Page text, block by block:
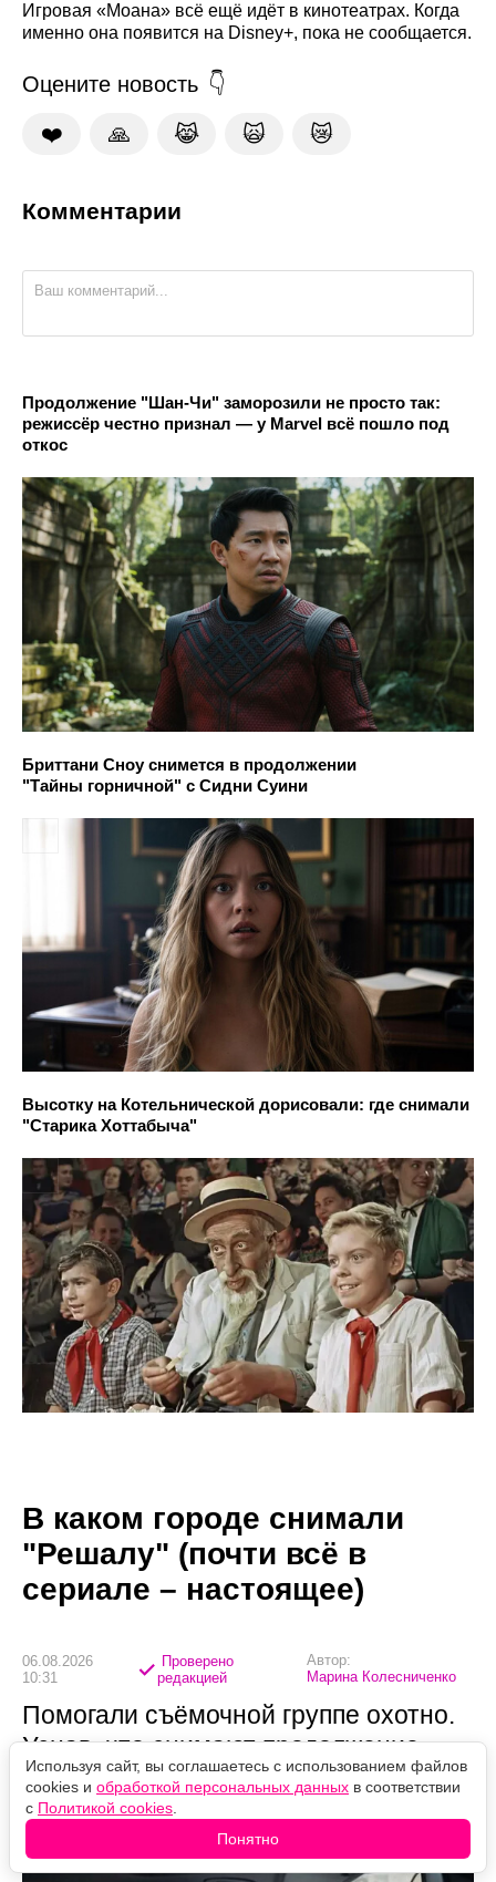
Игровая «Моана» всё ещё идёт в кинотеатрах. Когда
именно она появится на Disney+, пока не сообщается.
Оцените новость
❤️ 🙏 😹 🙀 😿
Комментарии
Продолжение "Шан-Чи" заморозили не просто так:
режиссёр честно признал — у Marvel всё пошло под
откос
Бриттани Сноу снимется в продолжении
"Тайны горничной" с Сидни Суини
Высотку на Котельнической дорисовали: где снимали
"Старика Хоттабыча"
В каком городе снимали
"Решалу" (почти всё в
сериале – настоящее)
06.08.2026
10:31
Проверено
редакцией
Автор:
Марина Колесниченко
Помогали съёмочной группе охотно.
Узнав, что снимают продолжение
"Решалы", людям предлагали
площадки для кастинга — а однажды
дали чартерный самолёт.
Используя сайт, вы соглашаетесь с использованием файлов
cookies и обработкой персональных данных в соответствии
с Политикой cookies
Понятно